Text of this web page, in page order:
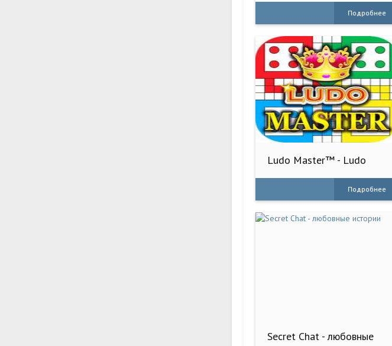
Подробнее
Ludo Master™ - Ludo
Подробнее
Secret Chat - любовные